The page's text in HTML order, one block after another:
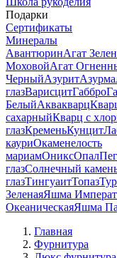
Подарки
Сертификаты
Минералы
АвантюринАгат
МоховойАгат
ЧерныйАзурит
глазВарисцитГаббро
БелыйАквакварц
сахарныйКварц с
глазКременьКунцит
кауриОкаменелость
мариамОниксОпал
глазСолнечный
глазТингуаитТопаз
ЗеленаяЯшма
ОкеаническаяЯшма
Главная
Фурнитура